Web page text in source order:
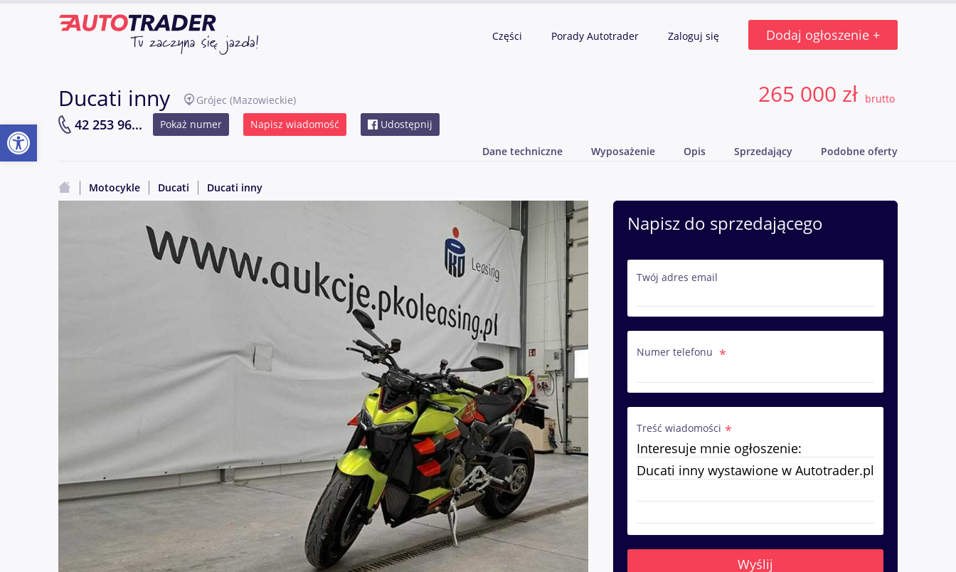
Części Porady Autotrader Zaloguj się Dodaj ogłoszenie +
Ducati inny Grójec (Mazowieckie)
42 253 96... Pokaż numer Napisz wiadomość Udostępnij
265 000 zł brutto
Dane techniczne Wyposażenie Opis Sprzedający Podobne oferty
Motocykle Ducati Ducati inny
Napisz do sprzedającego
Twój adres email
Numer telefonu
Treść wiadomości
Otwórz pasek narzędzi